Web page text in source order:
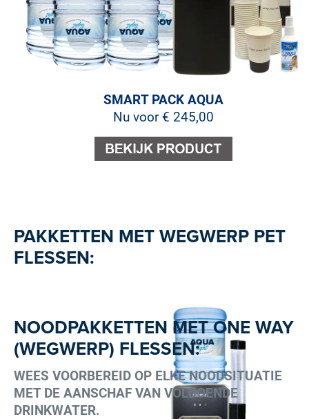
SMART PACK AQUA
Nu voor € 245,00
PAKKETTEN MET WEGWERP PET
FLESSEN:
NOODPAKKETTEN MET ONE WAY
(WEGWERP) FLESSEN:
WEES VOORBEREID OP ELKE NOODSITUATIE
MET DE AANSCHAF VAN VOLDOENDE
DRINKWATER.